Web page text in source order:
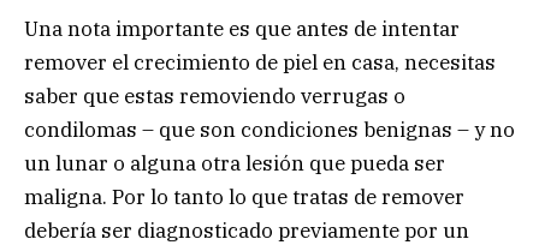
Una nota importante es que antes de intentar
remover el crecimiento de piel en casa, necesitas
saber que estas removiendo verrugas o
condilomas – que son condiciones benignas – y no
un lunar o alguna otra lesión que pueda ser
maligna. Por lo tanto lo que tratas de remover
debería ser diagnosticado previamente por un